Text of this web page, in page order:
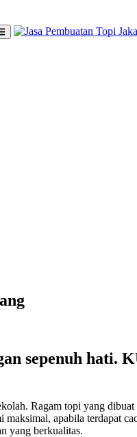
sepenuh hati.
Ragam topi yang
apabila terdapat
yang berkualitas.